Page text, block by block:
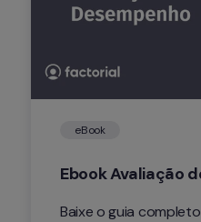
eBook
Ebook Avaliação
Baixe o guia